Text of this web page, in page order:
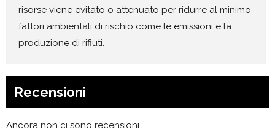
risorse viene evitato o attenuato per ridurre al minimo
fattori ambientali di rischio come le emissioni e la
produzione di rifiuti.
Recensioni
Ancora non ci sono recensioni.